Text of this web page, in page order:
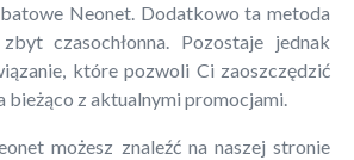
Neonet. Dodatkowo ta metoda
czasochłonna. Pozostaje jednak
które pozwoli Ci zaoszczędzić
bieżąco z aktualnymi promocjami.
możesz znaleźć na naszej stronie